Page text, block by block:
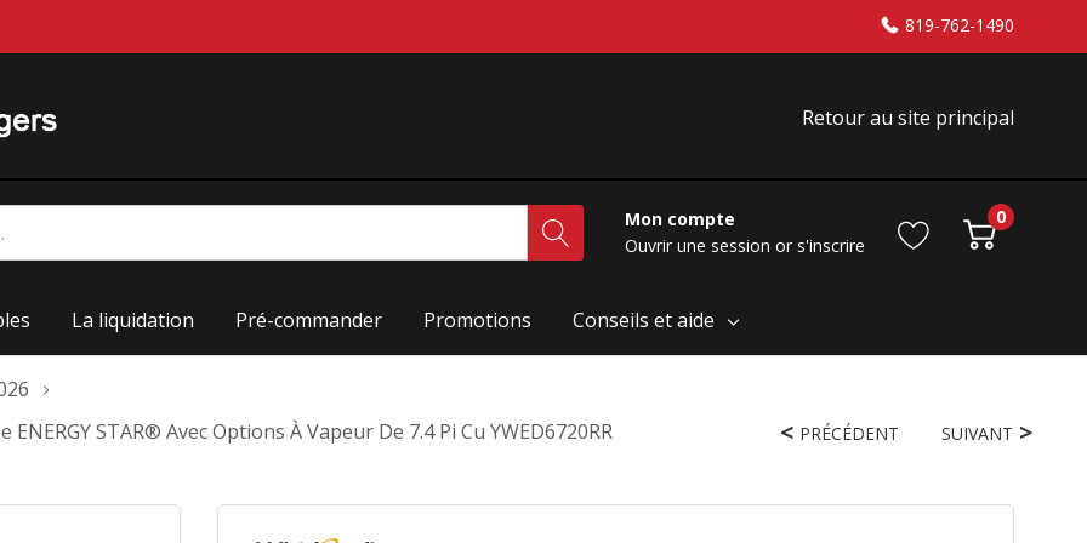
819-762-1490
Retour au site principal
Mon compte
Ouvrir une session or s'inscrire
0
La liquidation Pré-commander Promotions Conseils et aide
STAR® Avec Options À Vapeur De 7.4 Pi Cu YWED6720RR
PRÉCÉDENT SUIVANT